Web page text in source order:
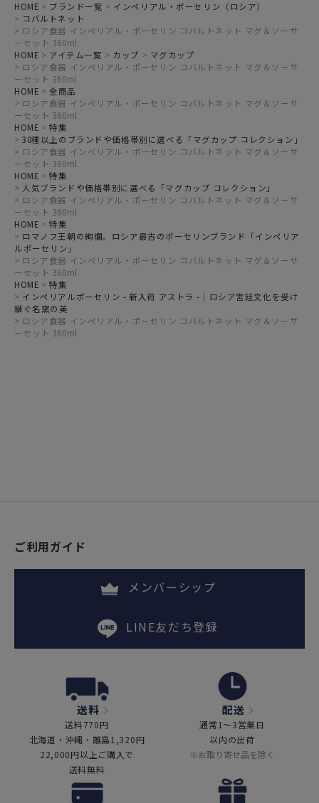
HOME ブランド一覧
インペリアル・ポーセリン（ロシア）
コバルトネット
ロシア食器 インペリアル・ポーセリン コバルトネット マグ＆ソーサ
ーセット 360ml
HOME
アイテム一覧 カップ
マグカップ
ロシア食器 インペリアル・ポーセリン コバルトネット マグ＆ソーサ
ーセット 360ml
HOME
全商品
ロシア食器 インペリアル・ポーセリン コバルトネット マグ＆ソーサ
ーセット 360ml
HOME
特集
30種以上のブランドや価格帯別に選べる「マグカップ コレクション」
ロシア食器 インペリアル・ポーセリン コバルトネット マグ＆ソーサ
ーセット 360ml
HOME
特集
人気ブランドや価格帯別に選べる「マグカップ コレクション」
ロシア食器 インペリアル・ポーセリン コバルトネット マグ＆ソーサ
ーセット 360ml
HOME
特集
ロマノフ王朝の絢爛。ロシア最古のポーセリンブランド「インペリア
ルポーセリン」
ロシア食器 インペリアル・ポーセリン コバルトネット マグ＆ソーサ
ーセット 360ml
HOME
特集
インペリアルポーセリン - 新入荷 アストラ -｜ロシア宮廷文化を受け
継ぐ名窯の美
ロシア食器 インペリアル・ポーセリン コバルトネット マグ＆ソーサ
ーセット 360ml
ご利用ガイド
メンバーシップ
LINE友だち登録
送料
送料770円
北海道・沖縄・離島1,320円
22,000円以上ご購入で
送料無料
配送
通常1～3営業日
以内の出荷
※お取り寄せ品を除く